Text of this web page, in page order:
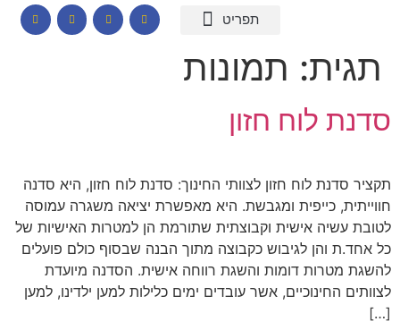
תגית: תמונות
סדנת לוח חזון
תקציר סדנת לוח חזון לצוותי החינוך: סדנת לוח חזון, היא סדנה
חווייתית, כייפית ומגבשת. היא מאפשרת יציאה משגרה עמוסה
לטובת עשיה אישית וקבוצתית שתורמת הן למטרות האישיות של
כל אחד.ת והן לגיבוש כקבוצה מתוך הבנה שבסוף כולם פועלים
להשגת מטרות דומות והשגת רווחה אישית. הסדנה מיועדת
לצוותים החינוכיים, אשר עובדים ימים כלילות למען ילדינו, למען
[…]